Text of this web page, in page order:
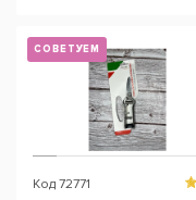
СОВЕТУЕМ
Код 72771